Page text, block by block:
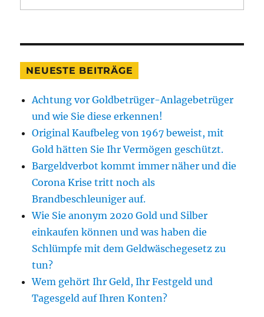
NEUESTE BEITRÄGE
Achtung vor Goldbetrüger-Anlagebetrüger
und wie Sie diese erkennen!
Original Kaufbeleg von 1967 beweist, mit
Gold hätten Sie Ihr Vermögen geschützt.
Bargeldverbot kommt immer näher und die
Corona Krise tritt noch als
Brandbeschleuniger auf.
Wie Sie anonym 2020 Gold und Silber
einkaufen können und was haben die
Schlümpfe mit dem Geldwäschegesetz zu
tun?
Wem gehört Ihr Geld, Ihr Festgeld und
Tagesgeld auf Ihren Konten?